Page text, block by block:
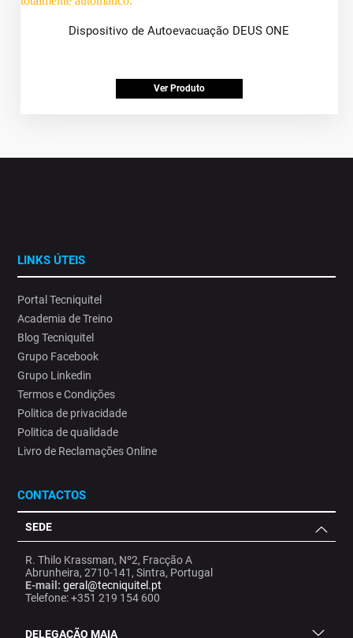
Dispositivo de Autoevacuação DEUS ONE
Ver Produto
LINKS ÚTEIS
Portal Tecniquitel
Academia de Treino
Blog Tecniquitel
Grupo Facebook
Grupo Linkedin
Termos e Condições
Politica de privacidade
Politica de qualidade
Livro de Reclamações Online
CONTACTOS
SEDE
R. Thilo Krassman, Nº2, Fracção A
Abrunheira, 2710-141, Sintra, Portugal
E-mail: geral@tecniquitel.pt
Telefone: +351 219 154 600
DELEGAÇÃO MAIA